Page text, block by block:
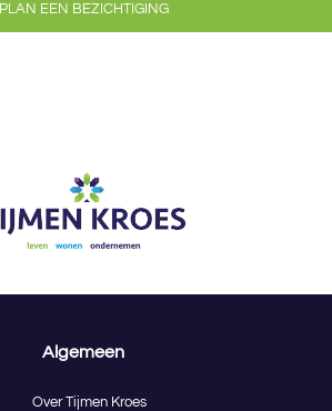
PLAN EEN BEZICHTIGING
Algemeen
Over Tijmen Kroes